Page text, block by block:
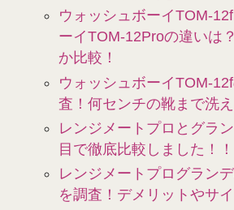
ウォッシュボーイTOM-
ーイTOM-12Proの違いは
か比較！
ウォッシュボーイTOM-
査！何センチの靴まで洗え
レンジメートプロとグラ
目で徹底比較しました！！
レンジメートプログラン
を調査！デメリットやサ